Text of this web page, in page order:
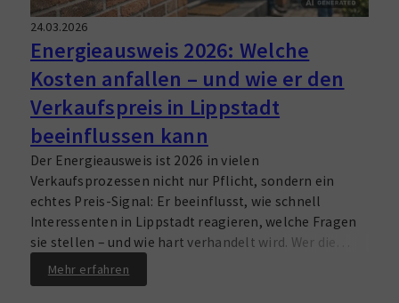
24.03.2026
Energieausweis 2026: Welche
Kosten anfallen – und wie er den
Verkaufspreis in Lippstadt
beeinflussen kann
Der Energieausweis ist 2026 in vielen
Verkaufsprozessen nicht nur Pflicht, sondern ein
echtes Preis-Signal: Er beeinflusst, wie schnell
Interessenten in Lippstadt reagieren, welche Fragen
sie stellen – und wie hart verhandelt wird. Wer die
Kosten, Ausweisarten und Kennwerte versteht, kann
den Angebotspreis realistischer ansetzen und
Mehr erfahren